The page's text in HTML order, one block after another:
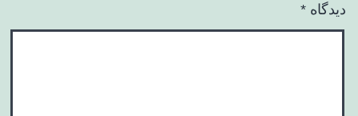
دیدگاه *